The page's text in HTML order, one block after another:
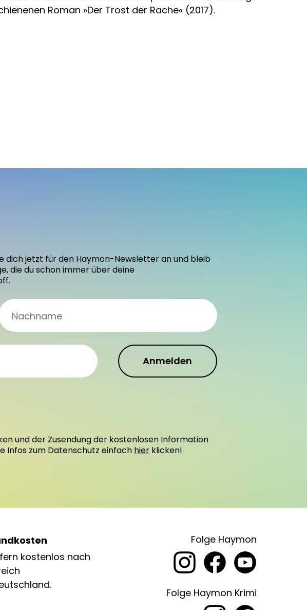
Roman »Der Trost der Rache« (2017).
dich jetzt für den Haymon-Newsletter an und bleib
die du schon immer über deine
Anmelden
und der Zusendung der kostenlosen Information
Infos zum Datenschutz einfach hier klicken!
kostenlos nach
Folge Haymon
Folge Haymon Krimi